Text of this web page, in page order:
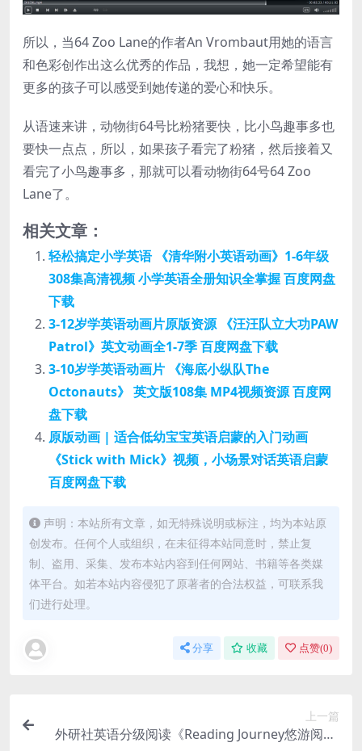
所以，当64 Zoo Lane的作者An Vrombaut用她的语言
和色彩创作出这么优秀的作品，我想，她一定希望能有
更多的孩子可以感受到她传递的爱心和快乐。
从语速来讲，动物街64号比粉猪要快，比小鸟趣事多也
要快一点点，所以，如果孩子看完了粉猪，然后接着又
看完了小鸟趣事多，那就可以看动物街64号64 Zoo
Lane了。
相关文章：
轻松搞定小学英语 《清华附小英语动画》1-6年级
308集高清视频 小学英语全册知识全掌握 百度网盘
下载
3-12岁学英语动画片原版资源 《汪汪队立大功PAW
Patrol》英文动画全1-7季 百度网盘下载
3-10岁学英语动画片 《海底小纵队The
Octonauts》 英文版108集 MP4视频资源 百度网
盘下载
原版动画 | 适合低幼宝宝英语启蒙的入门动画
《Stick with Mick》视频，小场景对话英语启蒙
百度网盘下载
声明：本站所有文章，如无特殊说明或标注，均为本站原
创发布。任何个人或组织，在未征得本站同意时，禁止复
制、盗用、采集、发布本站内容到任何网站、书籍等各类媒
体平台。如若本站内容侵犯了原著者的合法权益，可联系我
们进行处理。
分享 收藏 点赞(0)
上一篇
外研社英语分级阅读《Reading Journey悠游阅读·